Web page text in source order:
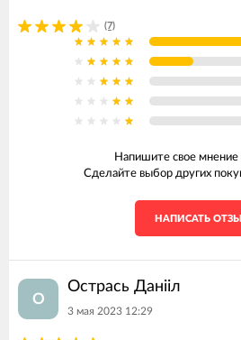
(7)
Напишите свое мнение
Сделайте выбор других
НАПИСАТЬ
О
Острась Данііл
3 мая 2023 12:29